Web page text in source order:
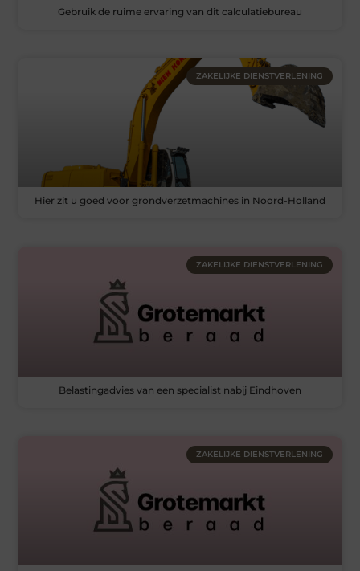
Gebruik de ruime ervaring van dit calculatiebureau
ZAKELIJKE DIENSTVERLENING
Hier zit u goed voor grondverzetmachines in Noord-Holland
ZAKELIJKE DIENSTVERLENING
Belastingadvies van een specialist nabij Eindhoven
ZAKELIJKE DIENSTVERLENING